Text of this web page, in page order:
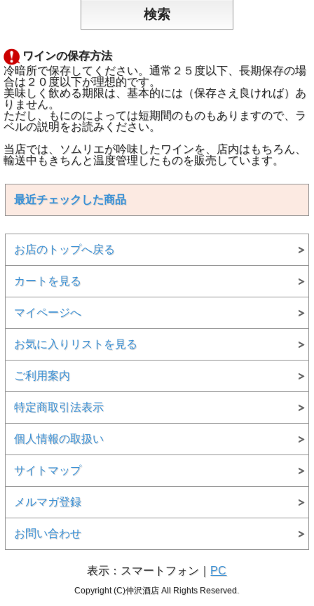
ワインの保存方法
冷暗所で保存してください。通常２５度以下、長期保存の場
合は２０度以下が理想的です。
美味しく飲める期限は、基本的には（保存さえ良ければ）あ
りません。
ただし、もにのによっては短期間のものもありますので、ラ
ベルの説明をお読みください。
当店では、ソムリエが吟味したワインを、店内はもちろん、
輸送中もきちんと温度管理したものを販売しています。
最近チェックした商品
お店のトップへ戻る
カートを見る
マイページへ
お気に入りリストを見る
ご利用案内
特定商取引法表示
個人情報の取扱い
サイトマップ
メルマガ登録
お問い合わせ
表示：スマートフォン｜ PC
Copyright (C)仲沢酒店 All Rights Reserved.